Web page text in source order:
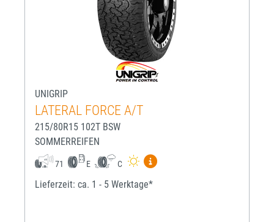
UNIGRIP
LATERAL FORCE A/T
215/80R15 102T BSW
SOMMERREIFEN
71 E C
Mehr Informationen zum
Lieferzeit: ca. 1 - 5 Werktage*